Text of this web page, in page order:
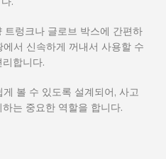
트렁크나 글로브 박스에 간편하
서 신속하게 꺼내서 사용할 수
합니다.
볼 수 있도록 설계되어, 사고
는 중요한 역할을 합니다.